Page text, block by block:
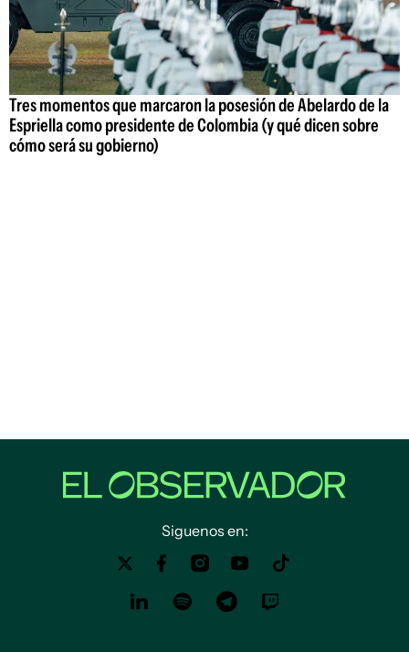
Tres momentos que marcaron la posesión de Abelardo de la
Espriella como presidente de Colombia (y qué dicen sobre
cómo será su gobierno)
Siguenos en: